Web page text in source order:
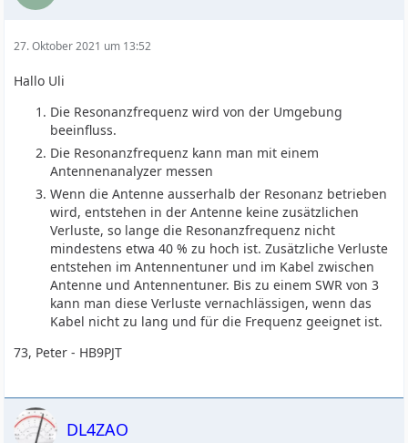
27. Oktober 2021 um 13:52
Hallo Uli
Die Resonanzfrequenz wird von der Umgebung
beeinfluss.
Die Resonanzfrequenz kann man mit einem
Antennenanalyzer messen
Wenn die Antenne ausserhalb der Resonanz betrieben
wird, entstehen in der Antenne keine zusätzlichen
Verluste, so lange die Resonanzfrequenz nicht
mindestens etwa 40 % zu hoch ist. Zusätzliche Verluste
entstehen im Antennentuner und im Kabel zwischen
Antenne und Antennentuner. Bis zu einem SWR von 3
kann man diese Verluste vernachlässigen, wenn das
Kabel nicht zu lang und für die Frequenz geeignet ist.
73, Peter - HB9PJT
DL4ZAO